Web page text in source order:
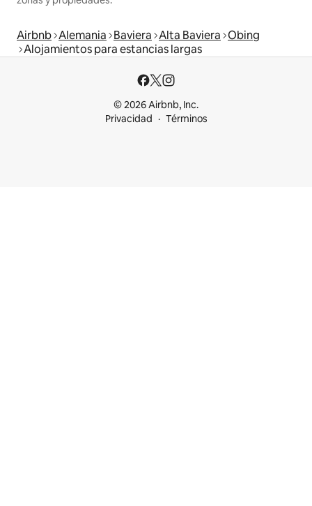
Airbnb Alemania Baviera Alta Baviera Obing
Alojamientos para estancias largas
© 2026 Airbnb, Inc.
Privacidad
Términos